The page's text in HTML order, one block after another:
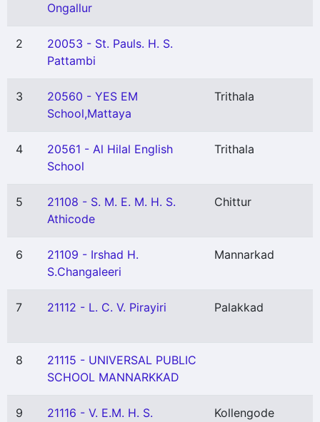
Ongallur
2
20053 - St. Pauls. H. S.
Pattambi
3
20560 - YES EM
School,Mattaya
Trithala
4
20561 - Al Hilal English
School
Trithala
5
21108 - S. M. E. M. H. S.
Athicode
Chittur
6
21109 - Irshad H.
S.Changaleeri
Mannarkad
7 21112 - L. C. V. Pirayiri Palakkad
8
21115 - UNIVERSAL PUBLIC
SCHOOL MANNARKKAD
9
21116 - V. E.M. H. S.
Kollengode